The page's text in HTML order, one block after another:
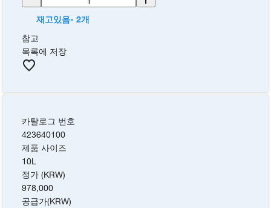
재고있음- 2개
참고
목록에 저장
카탈로그 번호
423640100
제품 사이즈
10L
정가 (KRW)
978,000
공급가(KRW)